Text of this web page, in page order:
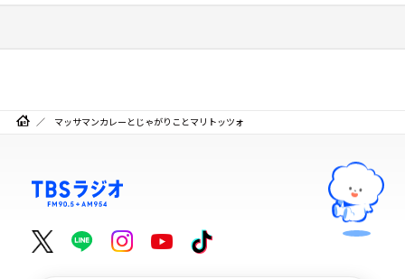
マッサマンカレーとじゃがりことマリトッツォ